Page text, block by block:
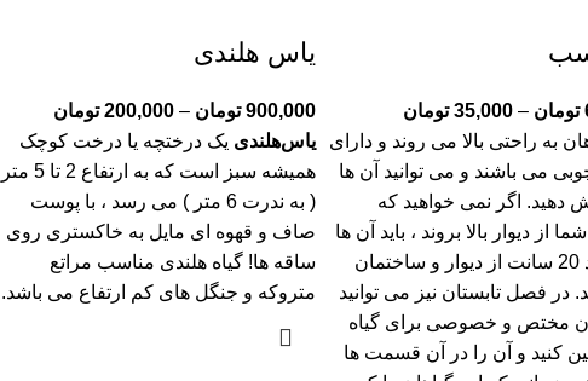
تومان –
35,000 تومان
به راحتی بالا می روند و دارای
می باشند و می توانید آن ها
دهید. اگر نمی خواهید که
از دیوار بالا بروند ، باید آن ها
را حدود 20 سانت از دیوار و ساختمان
در فصل تابستان نیز می توانید
مختص و خصوصی برای گیاه
کنید و آن را در آن قسمت ها
یاس هلندی
900,000 تومان –
200,000 تومان
یاس‌هلندی یک درختچه یا درخت کوچک
همیشه سبز است که به ارتفاع 2 تا 5 متر
( به ندرت 6 متر ) می رسد ، با پوست
صاف و قهوه ای مایل به خاکستری روی
ساقه ها! گیاه هلندی مناسب مراتع
متروکه و جنگل های کم ارتفاع می باشد.